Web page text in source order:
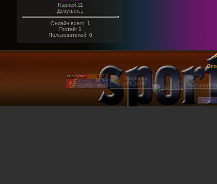
Парней:11
Девушек:1
Онлайн всего: 1
Гостей: 1
Пользователей: 0